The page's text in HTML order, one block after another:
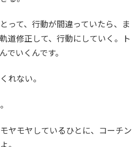
って、行動が間違っていたら、ま
道修正して、行動にしていく。ト
でいくんです。
れない。
ヤモヤしているひとに、コーチン